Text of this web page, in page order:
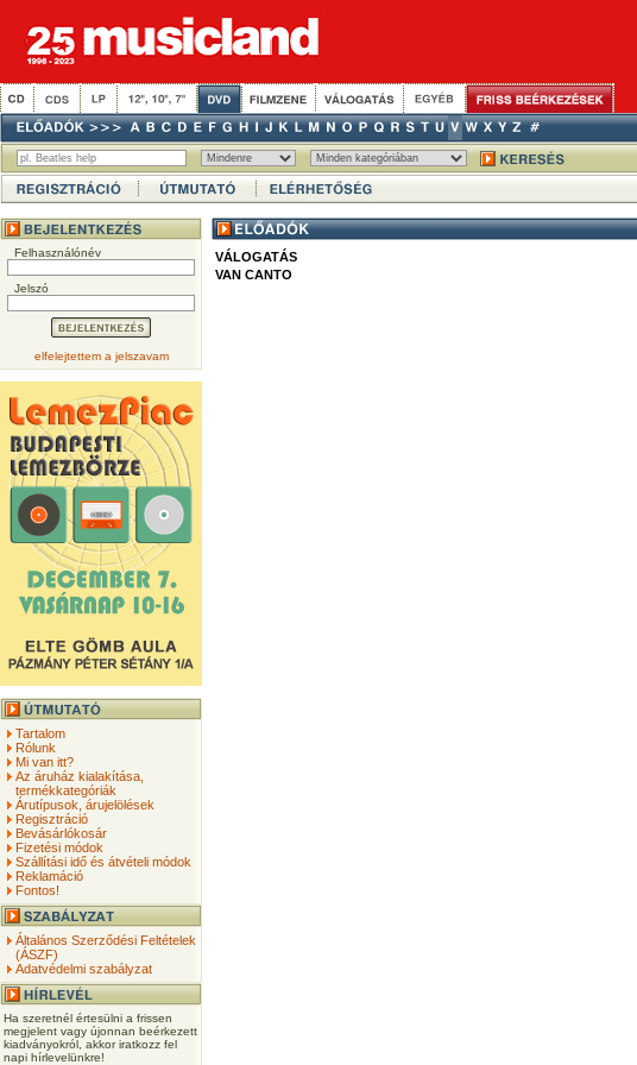
Felhasználónév
Jelszó
elfelejtettem a jelszavam
Tartalom
Rólunk
Mi van itt?
Az áruház kialakítása,
termékkategóriák
Árutípusok, árujelölések
Regisztráció
Bevásárlókosár
Fizetési módok
Szállítási idő és átvételi módok
Reklamáció
Fontos!
Általános Szerződési Feltételek
(ÁSZF)
Adatvédelmi szabályzat
Ha szeretnél értesülni a frissen
megjelent vagy újonnan beérkezett
kiadványokról, akkor iratkozz fel
napi hírlevelünkre!
VÁLOGATÁS
VAN CANTO